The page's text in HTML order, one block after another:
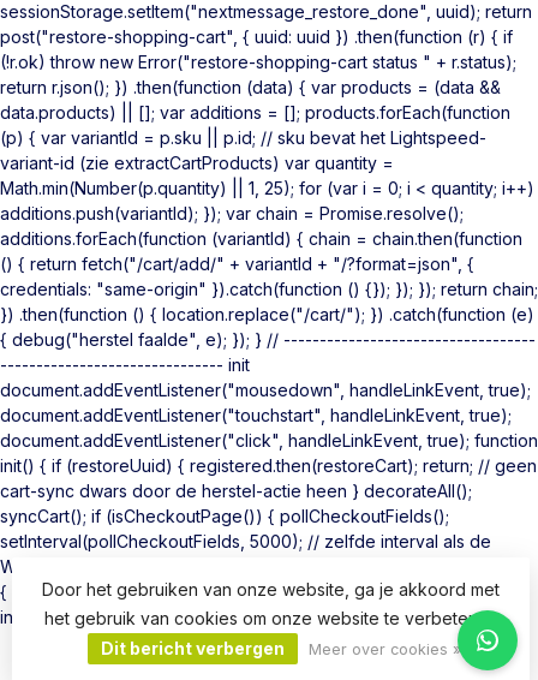
sessionStorage.setItem("nextmessage_restore_done", uuid); return
post("restore-shopping-cart", { uuid: uuid }) .then(function (r) { if
(!r.ok) throw new Error("restore-shopping-cart status " + r.status);
return r.json(); }) .then(function (data) { var products = (data &&
data.products) || []; var additions = []; products.forEach(function
(p) { var variantId = p.sku || p.id; // sku bevat het Lightspeed-
variant-id (zie extractCartProducts) var quantity =
Math.min(Number(p.quantity) || 1, 25); for (var i = 0; i < quantity; i++)
additions.push(variantId); }); var chain = Promise.resolve();
additions.forEach(function (variantId) { chain = chain.then(function
() { return fetch("/cart/add/" + variantId + "/?format=json", {
credentials: "same-origin" }).catch(function () {}); }); }); return chain;
}) .then(function () { location.replace("/cart/"); }) .catch(function (e)
{ debug("herstel faalde", e); }); } // -----------------------------------
------------------------------- init
document.addEventListener("mousedown", handleLinkEvent, true);
document.addEventListener("touchstart", handleLinkEvent, true);
document.addEventListener("click", handleLinkEvent, true); function
init() { if (restoreUuid) { registered.then(restoreCart); return; // geen
cart-sync dwars door de herstel-actie heen } decorateAll();
syncCart(); if (isCheckoutPage()) { pollCheckoutFields();
setInterval(pollCheckoutFields, 5000); // zelfde interval als de
WooCommerce-plugin } } if (document.readyState === "loading")
{ document.addEventListener("DOMContentLoaded", init); } else {
init(); } })();
Door het gebruiken van onze website, ga je akkoord met
het gebruik van cookies om onze website te verbeteren.
Dit bericht verbergen
Meer over cookies »